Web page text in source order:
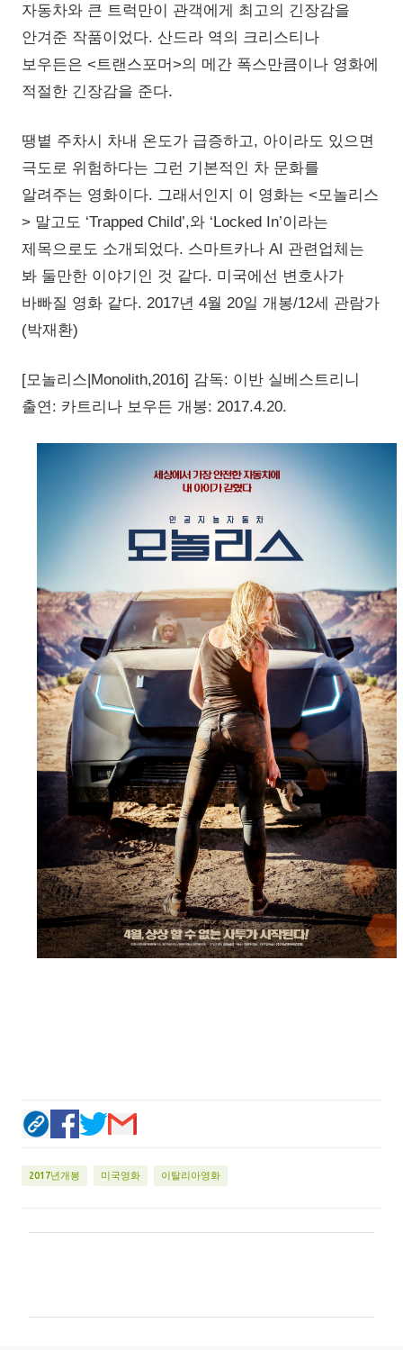
자동차와 큰 트럭만이 관객에게 최고의 긴장감을
안겨준 작품이었다. 산드라 역의 크리스티나
보우든은 <트랜스포머>의 메간 폭스만큼이나 영화에
적절한 긴장감을 준다.
땡볕 주차시 차내 온도가 급증하고, 아이라도 있으면
극도로 위험하다는 그런 기본적인 차 문화를
알려주는 영화이다. 그래서인지 이 영화는 <모놀리스
> 말고도 ‘Trapped Child’,와 ‘Locked In’이라는
제목으로도 소개되었다. 스마트카나 AI 관련업체는
봐 둘만한 이야기인 것 같다. 미국에선 변호사가
바빠질 영화 같다. 2017년 4월 20일 개봉/12세 관람가
(박재환)
[모놀리스|Monolith,2016] 감독: 이반 실베스트리니
출연: 카트리나 보우든 개봉: 2017.4.20.
2017년개봉 미국영화 이탈리아영화